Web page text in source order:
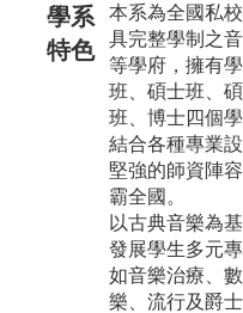
學系
特色
本系為全國私
具完整學制之
等學府，擁有
班、碩士班、
班、博士四個學
結合各種專業
堅強的師資陣
霸全國。
以古典音樂為基
發展學生多元專
如音樂治療、
樂、流行及爵